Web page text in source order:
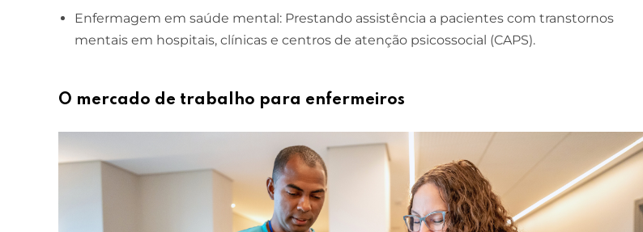
Enfermagem em saúde mental: Prestando assistência a pacientes com transtornos
mentais em hospitais, clínicas e centros de atenção psicossocial (CAPS).
O mercado de trabalho para enfermeiros